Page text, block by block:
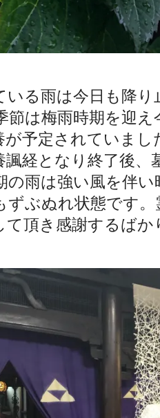
いる雨は今日も降
節は梅雨時期を迎
が予定されていま
諷経となり終了後、
の雨は強い風を伴
ずぶぬれ状態です
て頂き感謝するばか